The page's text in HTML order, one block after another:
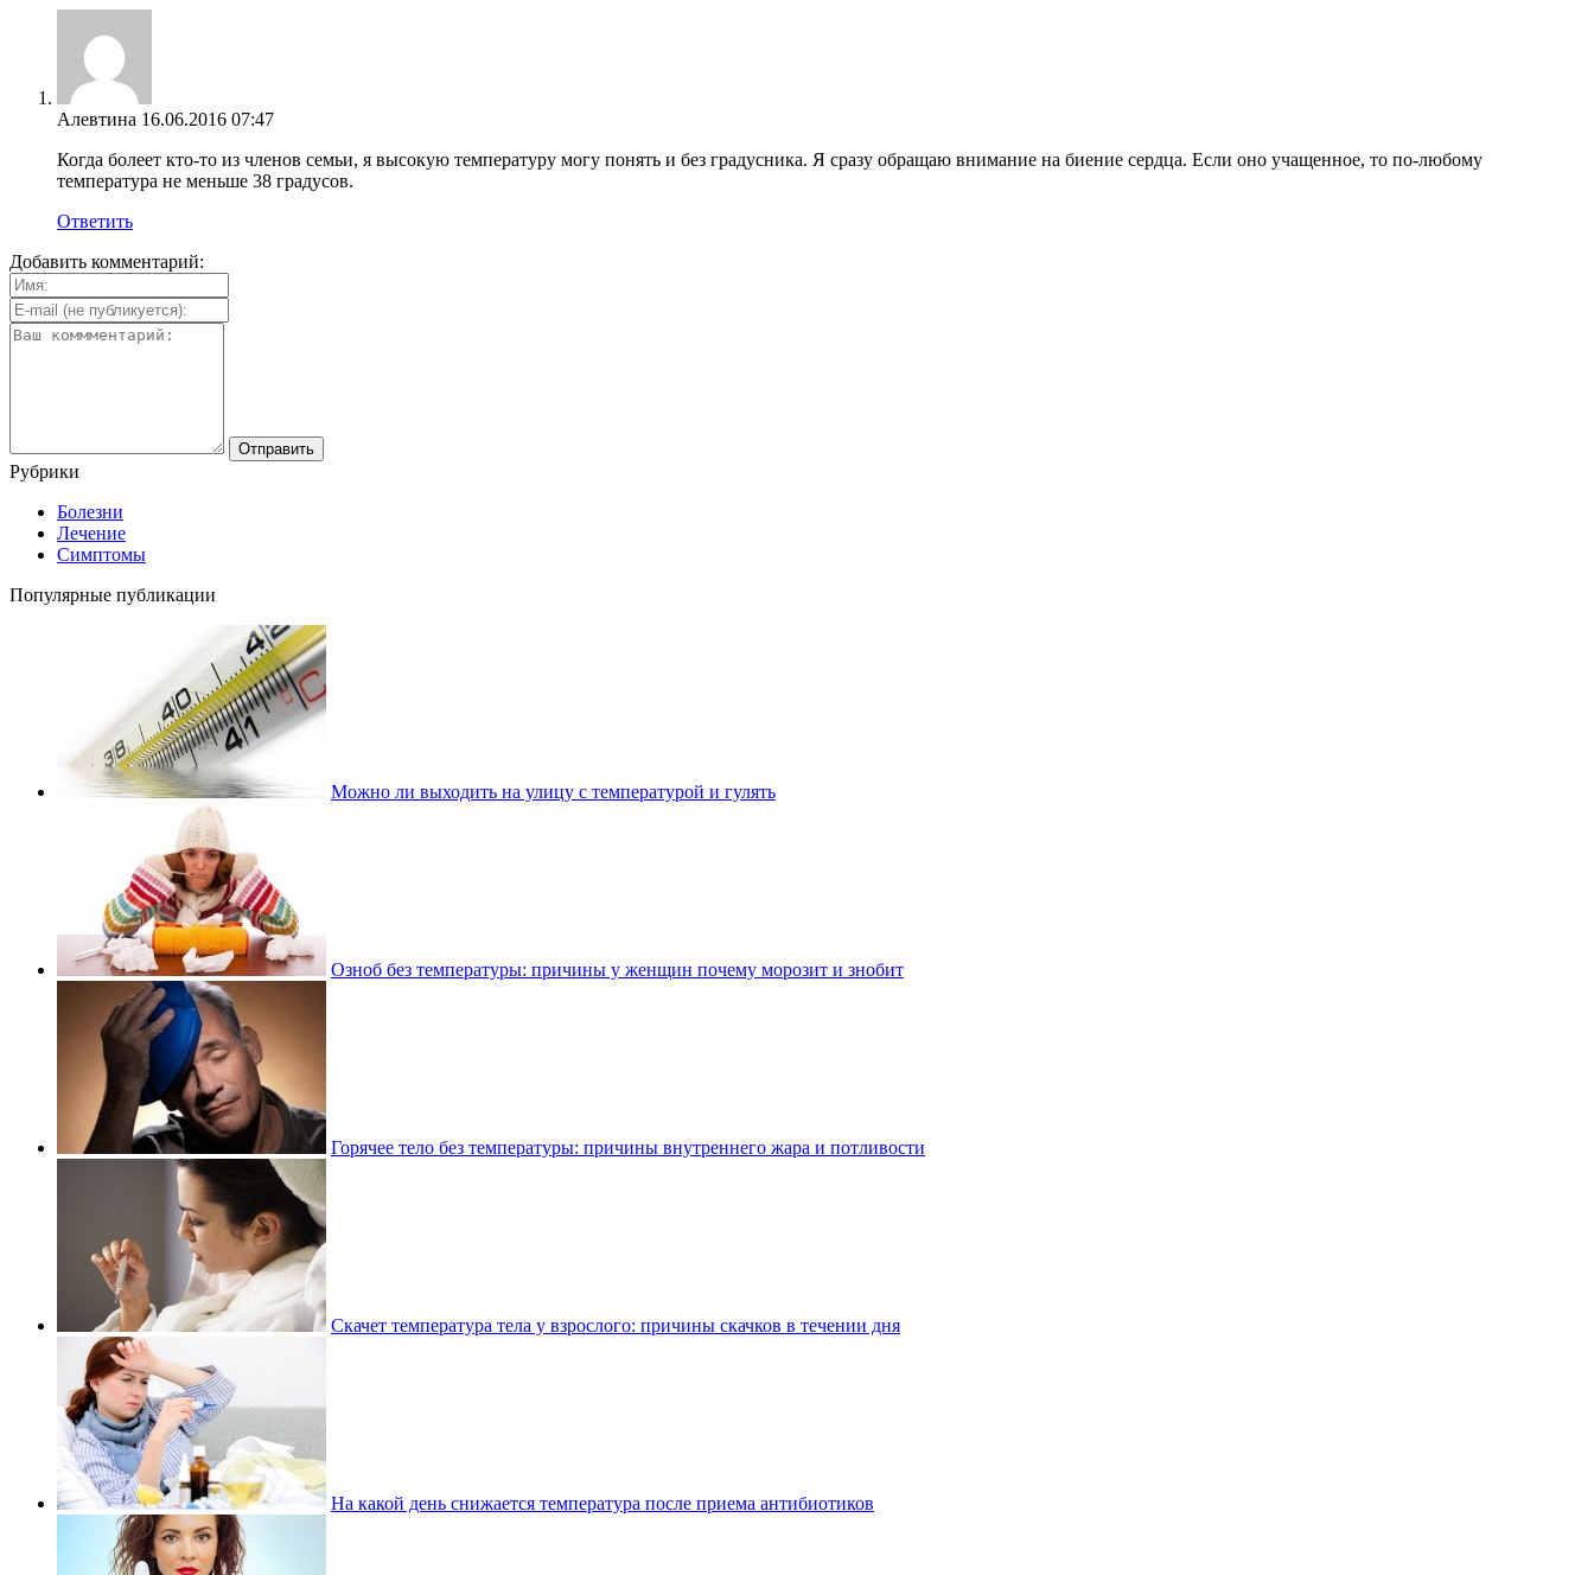
Алевтина 16.06.2016 07:47
Когда болеет кто-то из членов семьи, я высокую температуру могу понять и без градусника. Я сразу обращаю внимание на биение сердца. Если оно учащенное, то по-любому
температура не меньше 38 градусов.
Ответить
Добавить комментарий:
Рубрики
Болезни
Лечение
Симптомы
Популярные публикации
Можно ли выходить на улицу с температурой и гулять
Озноб без температуры: причины у женщин почему морозит и знобит
Горячее тело без температуры: причины внутреннего жара и потливости
Скачет температура тела у взрослого: причины скачков в течении дня
На какой день снижается температура после приема антибиотиков